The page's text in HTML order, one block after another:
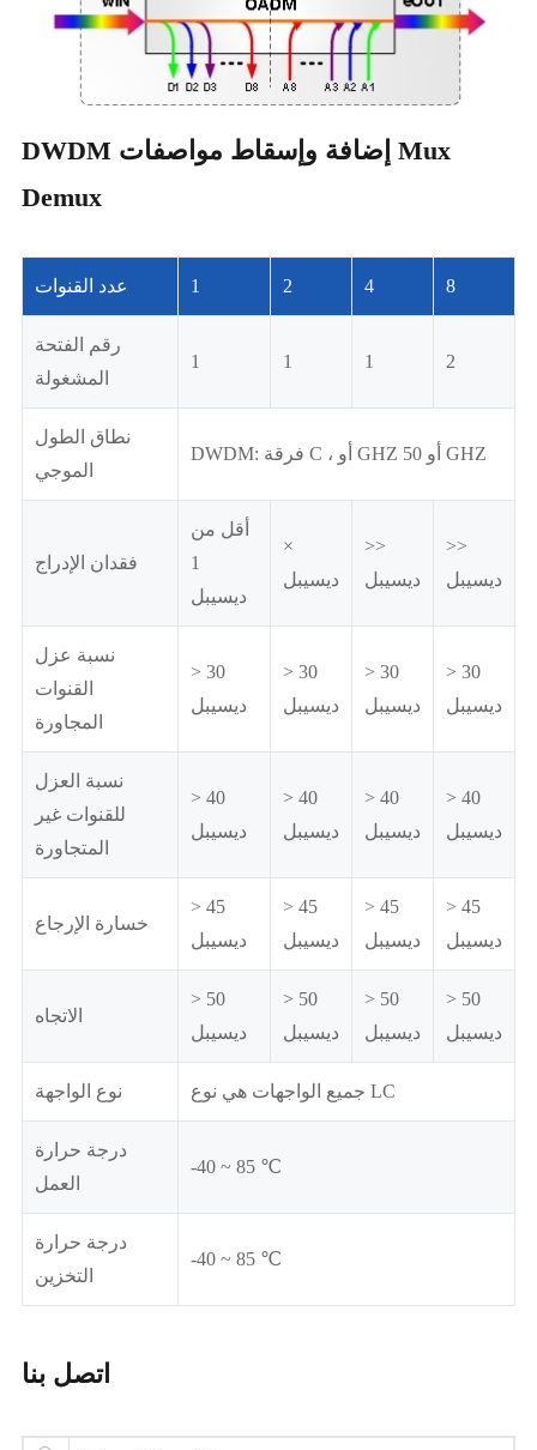
DWDM إضافة وإسقاط مواصفات Mux
Demux
عدد القنوات 1 2 4 8
رقم الفتحة
المشغولة
1 1 1 2
نطاق الطول
الموجي
DWDM: فرقة C ، أو GHZ أو 50 GHZ
فقدان الإدراج
أقل من
1
ديسيبل
×
ديسيبل
>>
ديسيبل
>>
ديسيبل
نسبة عزل
القنوات
المجاورة
> 30
ديسيبل
> 30
ديسيبل
> 30
ديسيبل
> 30
ديسيبل
نسبة العزل
للقنوات غير
المتجاورة
> 40
ديسيبل
> 40
ديسيبل
> 40
ديسيبل
> 40
ديسيبل
خسارة الإرجاع
> 45
ديسيبل
> 45
ديسيبل
> 45
ديسيبل
> 45
ديسيبل
الاتجاه
> 50
ديسيبل
> 50
ديسيبل
> 50
ديسيبل
> 50
ديسيبل
نوع الواجهة جميع الواجهات هي نوع LC
درجة حرارة
العمل
-40 ~ 85 ℃
درجة حرارة
التخزين
-40 ~ 85 ℃
اتصل بنا